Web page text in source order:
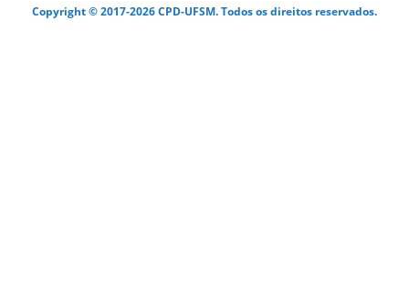
Copyright © 2017-2026 CPD-UFSM. Todos os direitos reservados.